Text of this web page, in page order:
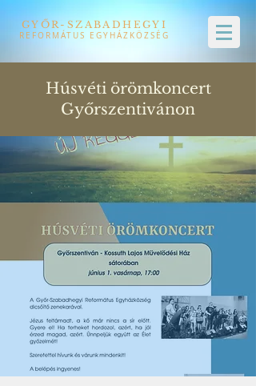
GYŐR-SZABADHEGYI
REFORMÁTUS EGYHÁZKÖZSÉG
Húsvéti örömkoncert
Győrszentivánon